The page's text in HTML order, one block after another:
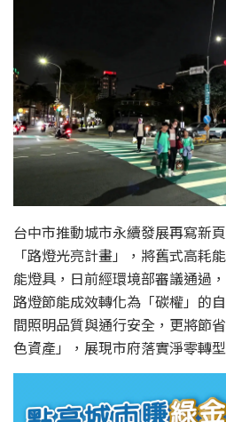
台中市推動城市永續發展再寫新
「路燈光亮計畫」，將舊式高耗
能燈具，日前經環境部審議通過
路燈節能成效轉化為「碳權」的
間照明品質與通行安全，更將節
色資產」，展現市府落實淨零轉